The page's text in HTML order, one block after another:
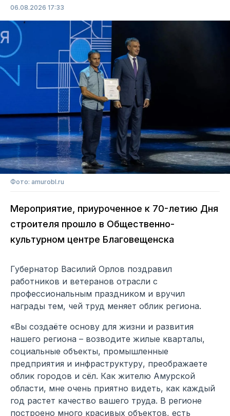
06.08.2026 17:33
Фото: amurobl.ru
Мероприятие, приуроченное к 70-летию Дня
строителя прошло в Общественно-
культурном центре Благовещенска
Губернатор Василий Орлов поздравил
работников и ветеранов отрасли с
профессиональным праздником и вручил
награды тем, чей труд меняет облик региона.
«Вы создаёте основу для жизни и развития
нашего региона – возводите жилые кварталы,
социальные объекты, промышленные
предприятия и инфраструктуру, преображаете
облик городов и сёл. Как жителю Амурской
области, мне очень приятно видеть, как каждый
год растет качество вашего труда. В регионе
построено много красивых объектов, есть